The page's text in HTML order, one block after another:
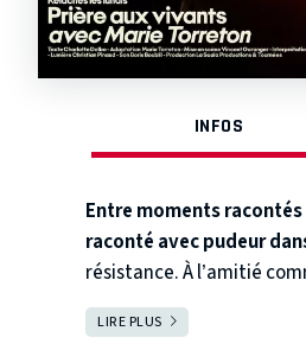
INFOS
Entre moments
raconté avec pudeur
résistance. À l’amitié
déportation de Charlotte
livre, dans un
LIRE PLUS